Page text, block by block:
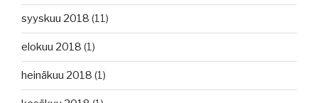
syyskuu 2018 (11)
elokuu 2018 (1)
heinäkuu 2018 (1)